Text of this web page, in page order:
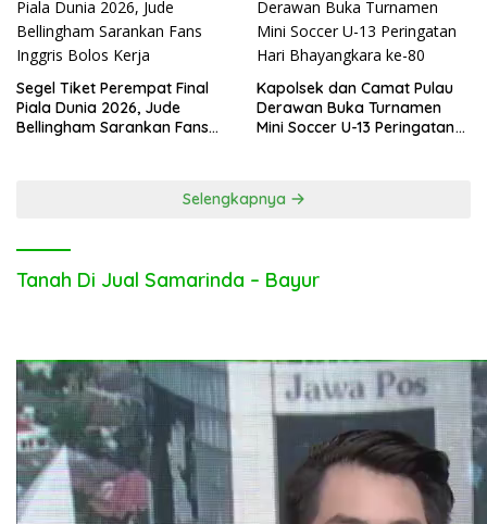
Segel Tiket Perempat Final
Piala Dunia 2026, Jude
Bellingham Sarankan Fans
Kapolsek dan Camat Pulau
Derawan Buka Turnamen
Mini Soccer U-13 Peringatan
Selengkapnya
Tanah Di Jual Samarinda – Bayur